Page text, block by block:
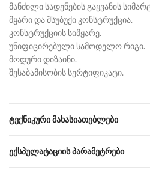
მანძილი სადენების გაყვანის
მყარი და მსუბუქი კონსტრუქცია.
კონსტრუქციის სიმყარე.
უნიფიცირებული სამოდელო რიგი.
მოდური დიზაინი.
შესაბამისობის სერტიფიკატი.
ᲢᲔᲥᲜᲘᲙᲣᲠᲘ ᲛᲐᲮᲐᲡᲘᲐᲗᲔᲑᲚᲔᲑᲘ
ᲔᲥᲡᲞᲣᲚᲐᲢᲐᲪᲘᲘᲡ ᲞᲐᲠᲐᲛᲔᲢᲠᲔᲑᲘ